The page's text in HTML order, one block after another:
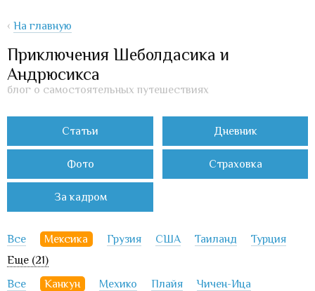
‹ На главную
Приключения Шеболдасика и
Андрюсикса
блог о самостоятельных путешествиях
Статьи Дневник
Фото Страховка
За кадром
Все Мексика Грузия США Таиланд
Турция
Еще (21)
Все
Канкун Мехико Плайя
Чичен-Ица